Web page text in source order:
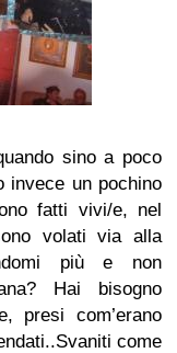
sino a poco
invece un pochino
fatti vivi/e, nel
volati via alla
più e non
Hai bisogno
presi com’erano
come